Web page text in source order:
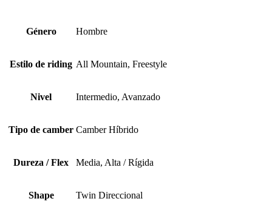
Género Hombre
Estilo de riding All Mountain, Freestyle
Nivel Intermedio, Avanzado
Tipo de camber Camber Híbrido
Dureza / Flex Media, Alta / Rígida
Shape Twin Direccional